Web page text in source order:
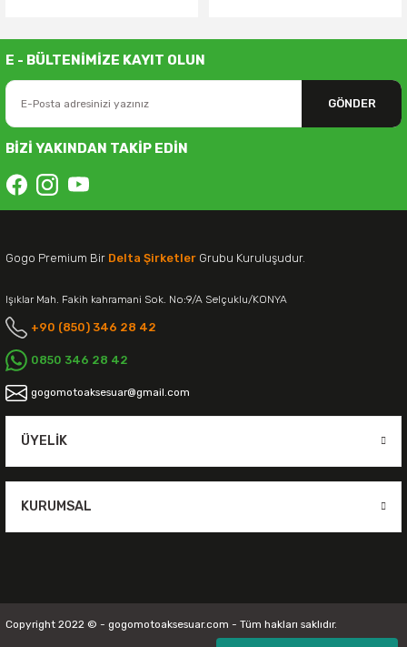
E - BÜLTENİMİZE KAYIT OLUN
GÖNDER
BİZİ YAKINDAN TAKİP EDİN
Gogo Premium Bir Delta Şirketler Grubu Kuruluşudur.
Işıklar Mah. Fakih kahramani Sok. No:9/A Selçuklu/KONYA
+90 (850) 346 28 42
0850 346 28 42
gogomotoaksesuar@gmail.com
ÜYELIK
KURUMSAL
Copyright 2022 © - gogomotoaksesuar.com - Tüm hakları saklıdır.